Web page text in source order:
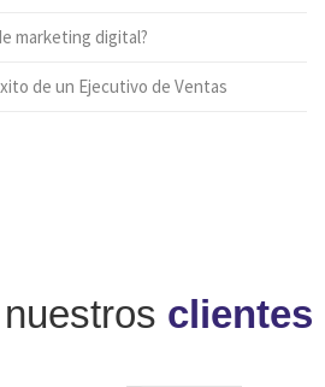
marketing digital?
de un Ejecutivo de Ventas
clientes